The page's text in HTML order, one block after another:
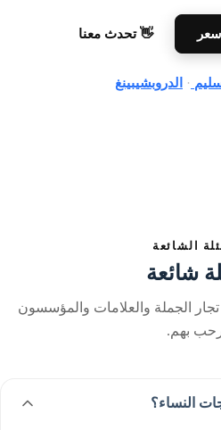
👋 تحدث معنا
الدروبشيبينغ
الشائعة
شائعة
الجملة والعلامات والمؤسسون
بهم.
النساء؟